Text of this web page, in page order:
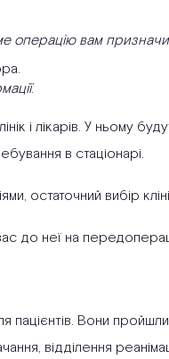
операцію вам
.
і лікарів. У ньому
в стаціонарі.
остаточний вибір
до неї на
пацієнтів. Вони
відділення